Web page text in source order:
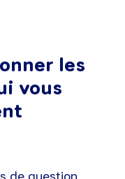
les
vous